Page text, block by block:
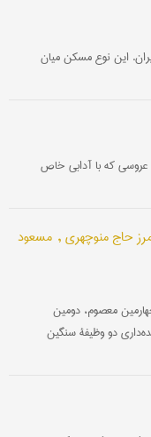
این نوع مسکن میان
که با آدابی خاص
حاج منوچهری , مسعود
معصوم، دومین
دو وظیفۀ سنگین